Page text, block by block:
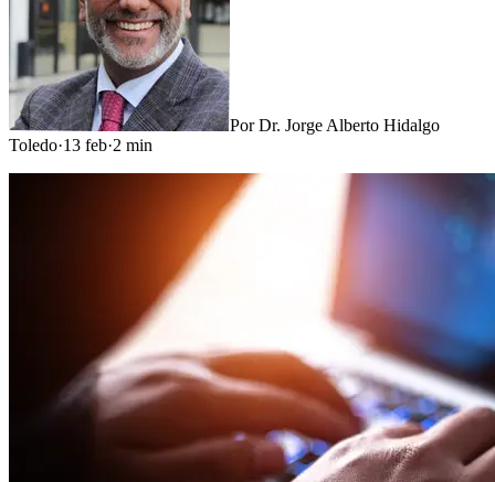
PorDr. Jorge Alberto Hidalgo
Toledo·13 feb·2 min